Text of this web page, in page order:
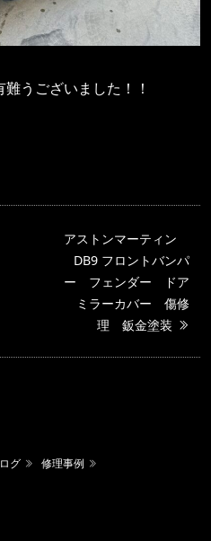
うございました！！
アストンマーティン
DB9 フロントバンパ
ー フェンダー ドア
ミラーカバー 傷修
理 鈑金塗装
グ
修理事例